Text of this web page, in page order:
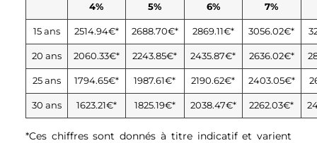
4%
5%
6%
7%
15 ans 2514.94€* 2688.70€* 2869.11€* 3056.02€*
20 ans 2060.33€* 2243.85€* 2435.87€* 2636.02€*
25 ans 1794.65€* 1987.61€* 2190.62€* 2403.05€*
30 ans 1623.21€* 1825.19€* 2038.47€* 2262.03€*
*Ces chiffres sont donnés à titre indicatif et varient